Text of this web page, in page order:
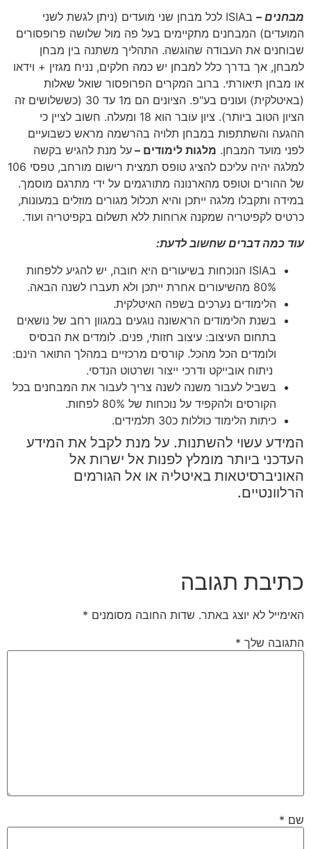
מבחנים –
בISIA לכל מבחן שני מועדים (ניתן לגשת לשני
המועדים) המבחנים מתקיימים בעל פה מול שלושה פרופסורים
שבוחנים את העבודה שהוגשה. התהליך משתנה בין מבחן
למבחן, אך בדרך כלל למבחן יש כמה חלקים, נניח מגזין + וידאו
או מבחן תיאורתי. ברוב המקרים הפרופסור שואל שאלות
(באיטלקית) ועונים בע"פ. הציונים הם מ1 עד 30 (כששלושים זה
הציון הטוב ביותר). ציון עובר הוא 18 ומעלה. חשוב לציין כי
ההגעה והשתתפות במבחן תלויה בהרשמה מראש כשבועיים
לפני מועד המבחן. מלגות לימודים – על מנת להגיש בקשה
למלגה יהיה עליכם להציג טופס תמצית רישום מורחב, טפסי 106
של ההורים וטופס מהארנונה מתורגמים על ידי מתרגם מוסמך.
במידה ותקבלו מלגה ייתכן והיא תכלול מגורים מוזלים במעונות,
כרטיס לקפיטריה שמקנה ארוחות ללא תשלום בקפיטריה ועוד.
עוד כמה דברים שחשוב לדעת:
בISIA הנוכחות בשיעורים היא חובה, יש להגיע ללפחות
80% מהשיעורים אחרת ייתכן ולא תעברו לשנה הבאה.
הלימודים נערכים בשפה האיטלקית.
בשנת הלימודים הראשונה נוגעים במגוון רחב של נושאים
בתחום העיצוב: עיצוב חזותי, פנים. לומדים את הבסיס
ולומדים הכל מהכל. קורסים מרכזיים במהלך התואר הינם:
ניתוח אובייקט ודרכי ייצור ושרטוט הנדסי.
בשביל לעבור משנה לשנה צריך לעבור את המבחנים בכל
הקורסים ולהקפיד על נוכחות של 80% לפחות.
כיתות הלימוד כוללות כ30 תלמידים.
המידע עשוי להשתנות. על מנת לקבל את המידע
העדכני ביותר מומלץ לפנות אל ישרות אל
האוניברסיטאות באיטליה או אל הגורמים
הרלוונטיים.
כתיבת תגובה
האימייל לא יוצג באתר. שדות החובה מסומנים *
התגובה שלך *
שם *